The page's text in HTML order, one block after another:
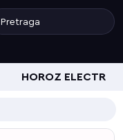
HOROZ ELECTRIC